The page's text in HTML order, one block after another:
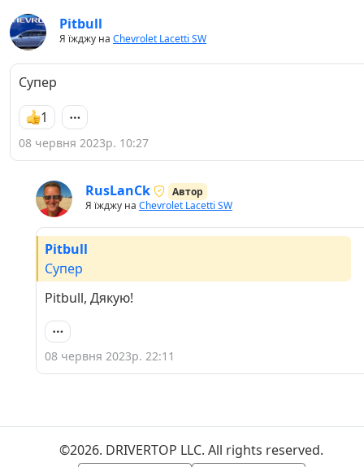
Pitbull
Я їжджу на Chevrolet Lacetti SW
Супер
1
08 червня 2023р. 10:27
RusLanCk
Автор
Я їжджу на Chevrolet Lacetti SW
Pitbull
Супер
Pitbull, Дякую!
08 червня 2023р. 22:11
©2026. DRIVERTOP LLC. All rights reserved.